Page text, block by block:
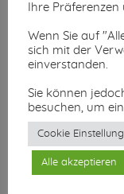
Ihre
Wenn Sie auf
sich mit der
einverstanden.
Sie können
besuchen, um
Cookie
Alle akzeptieren